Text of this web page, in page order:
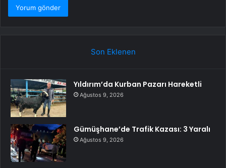
Son Eklenen
Yıldırım’da Kurban Pazarı Hareketli
Ağustos 9, 2026
Gümüşhane’de Trafik Kazası: 3 Yaralı
Ağustos 9, 2026